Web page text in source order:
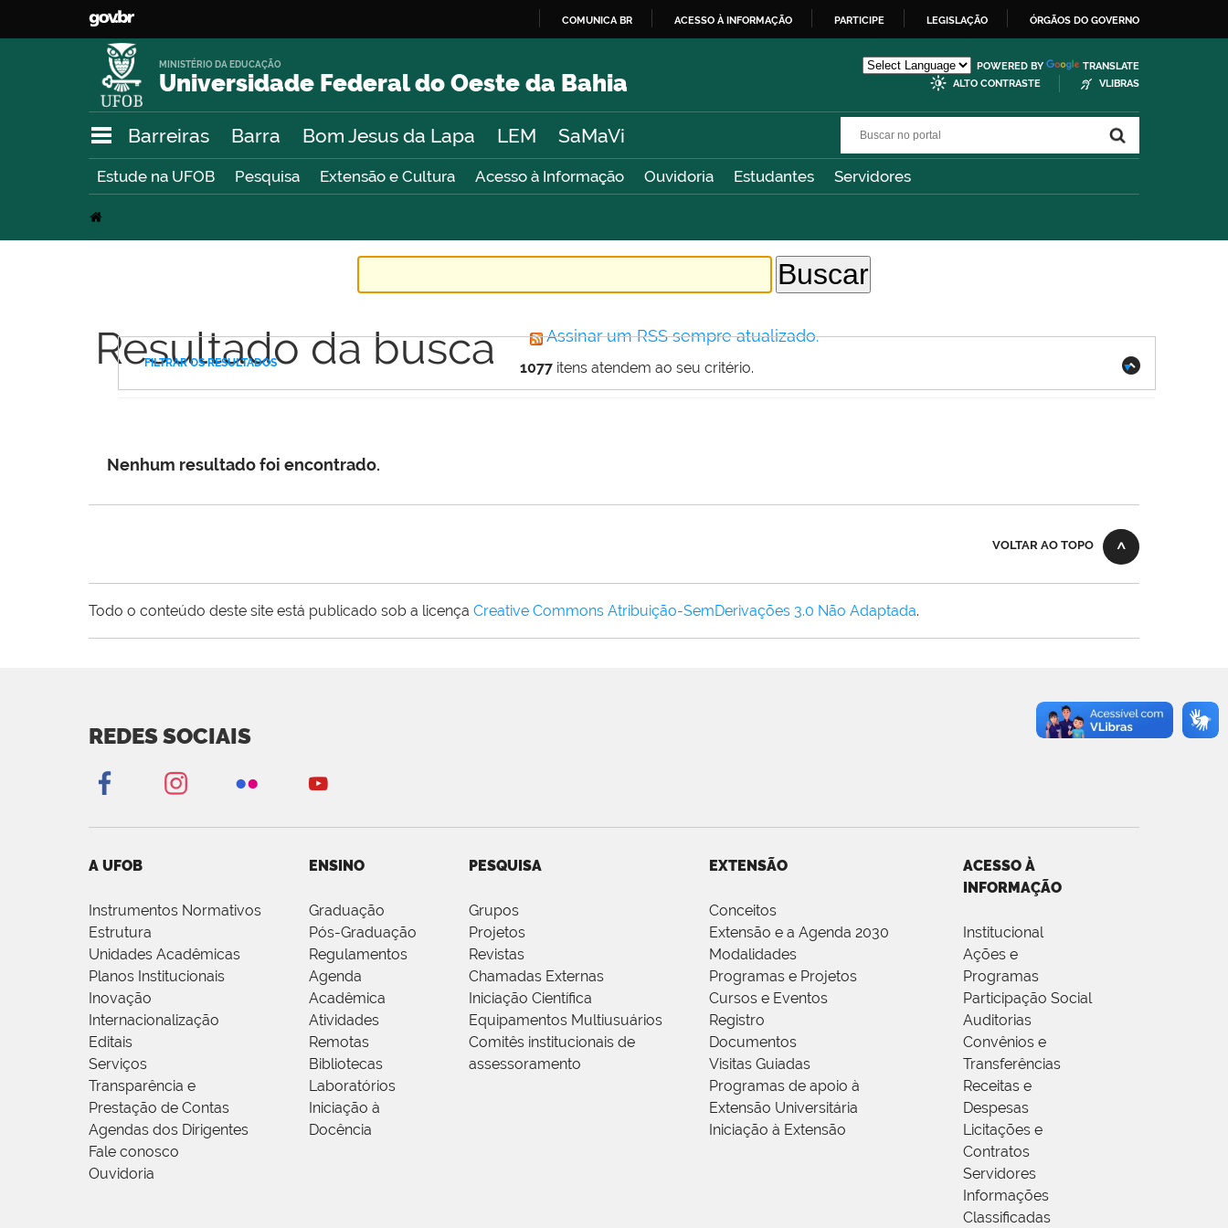
O
COMUNICA BR ACESSO À INFORMAÇÃO PARTICIPE LEGISLAÇÃO ÓRGÃOS DO GOVERNO
Universidade Federal do Oeste da Bahia
MINISTÉRIO DA EDUCAÇÃO POWERED BY
TRANSLATE
ALTO CONTRASTE
VLIBRAS
Barreiras Barra Bom Jesus da Lapa LEM SaMaVi
Estude na UFOB Pesquisa Extensão e Cultura Acesso à Informação Ouvidoria Estudantes Servidores
Resultado da busca Assinar um RSS sempre atualizado.
1077 itens atendem ao seu critério.
FILTRAR OS RESULTADOS
Nenhum resultado foi encontrado.
VOLTAR AO TOPO
Todo o conteúdo deste site está publicado sob a licença Creative Commons Atribuição-SemDerivações 3.0 Não Adaptada.
REDES SOCIAIS
A UFOB
Instrumentos Normativos
Estrutura
Unidades Acadêmicas
Planos Institucionais
Inovação
Internacionalização
Editais
Serviços
Transparência e
Prestação de Contas
Agendas dos Dirigentes
Fale conosco
Ouvidoria
ENSINO
Graduação
Pós-Graduação
Regulamentos
Agenda
Acadêmica
Atividades
Remotas
Bibliotecas
Laboratórios
Iniciação à
Docência
PESQUISA
Grupos
Projetos
Revistas
Chamadas Externas
Iniciação Científica
Equipamentos Multiusuários
Comitês institucionais de
assessoramento
EXTENSÃO
Conceitos
Extensão e a Agenda 2030
Modalidades
Programas e Projetos
Cursos e Eventos
Registro
Documentos
Visitas Guiadas
Programas de apoio à
Extensão Universitária
Iniciação à Extensão
ACESSO À
INFORMAÇÃO
Institucional
Ações e
Programas
Participação Social
Auditorias
Convênios e
Transferências
Receitas e
Despesas
Licitações e
Contratos
Servidores
Informações
Classificadas